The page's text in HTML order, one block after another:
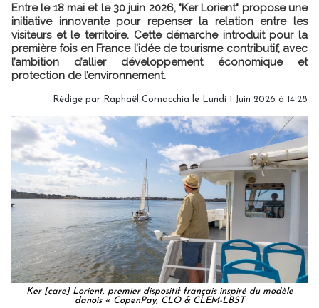
Entre le 18 mai et le 30 juin 2026, "Ker Lorient" propose une
initiative innovante pour repenser la relation entre les
visiteurs et le territoire. Cette démarche introduit pour la
première fois en France l’idée de tourisme contributif, avec
l’ambition d’allier développement économique et
protection de l’environnement.
Rédigé par Raphaël Cornacchia le Lundi 1 Juin 2026 à 14:28
Ker [care] Lorient, premier dispositif français inspiré du modèle
danois « CopenPay, CLO & CLEM-LBST